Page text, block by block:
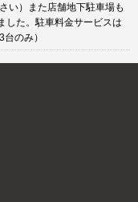
い）また店舗地下駐車場も
した。駐車料金サービスは
のみ）